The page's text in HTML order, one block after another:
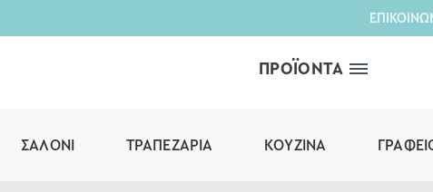
ΠΡΟΪΟΝΤΑ
ΣΑΛΌΝΙ ΤΡΑΠΕΖΑΡΊΑ ΚΟΥΖΊΝΑ